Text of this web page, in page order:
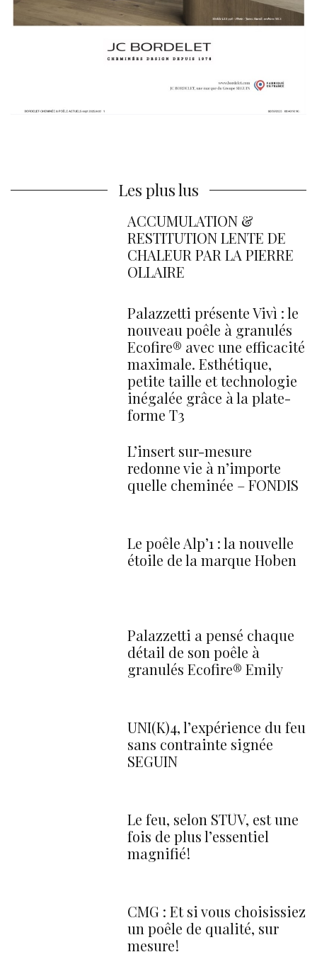
Les plus lus
ACCUMULATION &
RESTITUTION LENTE DE
CHALEUR PAR LA PIERRE
OLLAIRE
Palazzetti présente Vivì : le
nouveau poêle à granulés
Ecofire® avec une efficacité
maximale. Esthétique,
petite taille et technologie
inégalée grâce à la plate-
forme T3
L’insert sur-mesure
redonne vie à n’importe
quelle cheminée – FONDIS
Le poêle Alp’1 : la nouvelle
étoile de la marque Hoben
Palazzetti a pensé chaque
détail de son poêle à
granulés Ecofire® Emily
UNI(K)4, l’expérience du feu
sans contrainte signée
SEGUIN
Le feu, selon STÛV, est une
fois de plus l’essentiel
magnifié !
CMG : Et si vous choisissiez
un poêle de qualité, sur
mesure !